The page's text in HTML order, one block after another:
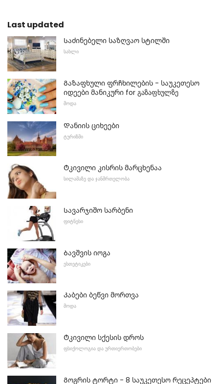
Last updated
Საძინებელი საზღვაო სტილში
ᲡᲐᲮᲚᲘ
Გაზაფხული ფრჩხილების - საუკეთესო
იდეები მანიკური for გაზაფხულზე
ᲛᲝᲓᲐ
Დანიის ციხეები
ᲢᲣᲠᲘᲖᲛᲘ
Ტკივილი კისრის მარცხენაა
ᲡᲘᲚᲐᲛᲐᲖᲔ ᲓᲐ ᲯᲐᲜᲛᲠᲗᲔᲚᲝᲑᲐ
Სავარჯიშო სარბენი
ᲤᲘᲢᲜᲔᲡᲘ
Ბავშვის იოგა
ᲔᲡᲗᲔᲢᲘᲙᲔᲑᲘ
Კაბები ბეწვი მორთვა
ᲛᲝᲓᲐ
Ტკივილი სქესის დროს
ᲤᲡᲘᲥᲝᲚᲝᲒᲘᲐ ᲓᲐ ᲣᲠᲗᲘᲔᲠᲗᲝᲑᲔᲑᲘ
Გოგრის ტორტი - 8 საუკეთესო რეცეპტები